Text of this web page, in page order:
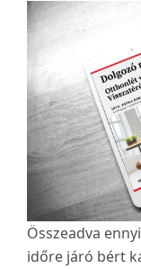
Összeadva
időre járó bért